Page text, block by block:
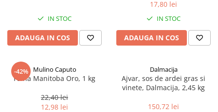
Sare de mare din Marea Nordului
Sare de mare din Oceanele Pacific
si Indian
Portugalia
Sare de roca
Sare speciala
Prajitore paine
Gratare
IN STOC
ADAUGA IN COS
17,80 lei
IN STOC
ADAUGA IN COS
-42% Mulino Caputo
Faina Manitoba Oro, 1 kg
22,40 lei
12,98 lei
Dalmacija
Ajvar, sos de ardei gras si
vinete, Dalmacija, 2,45 kg
150,72 lei